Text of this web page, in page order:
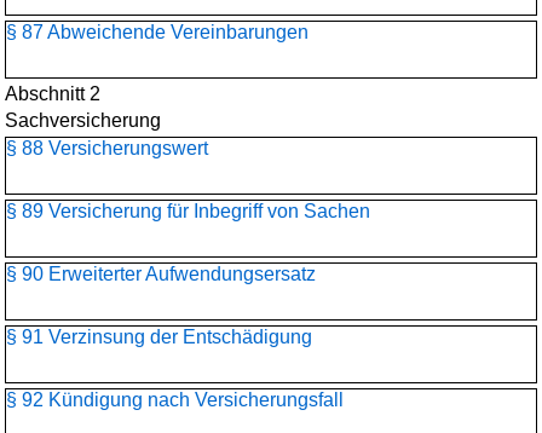
§ 87 Abweichende Vereinbarungen
Abschnitt 2
Sachversicherung
§ 88 Versicherungswert
§ 89 Versicherung für Inbegriff von Sachen
§ 90 Erweiterter Aufwendungsersatz
§ 91 Verzinsung der Entschädigung
§ 92 Kündigung nach Versicherungsfall